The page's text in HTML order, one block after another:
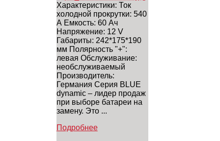
Характеристики: Ток
холодной прокрутки: 540
А Емкость: 60 Ач
Напряжение: 12 V
Габариты: 242*175*190
мм Полярность "+":
левая Обслуживание:
необслуживаемый
Производитель:
Германия Серия BLUE
dynamic – лидер продаж
при выборе батареи на
замену. Это ...
Подробнее